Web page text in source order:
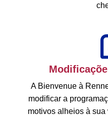
A Bienvenue à
modificar a
motivos alheios à